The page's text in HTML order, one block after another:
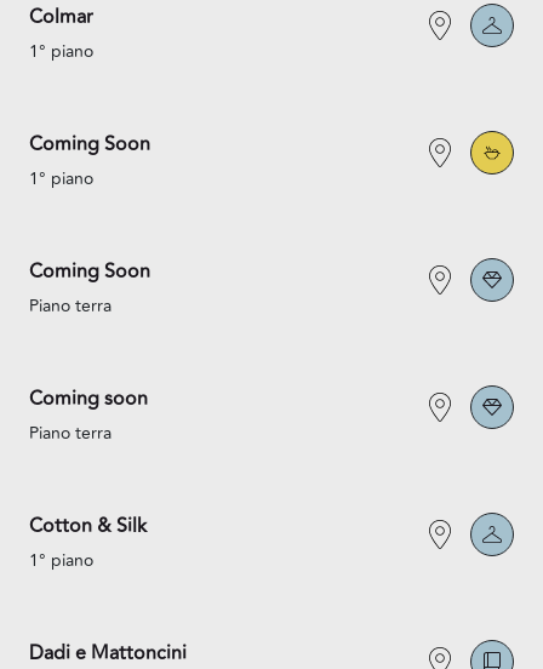
Colmar
1° piano
Coming Soon
1° piano
Coming Soon
Piano terra
Coming soon
Piano terra
Cotton & Silk
1° piano
Dadi e Mattoncini